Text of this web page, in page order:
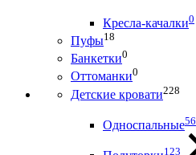
Кресла-качалки0
Пуфы18
Банкетки0
Оттоманки0
Детские кровати228
Односпальные56
123